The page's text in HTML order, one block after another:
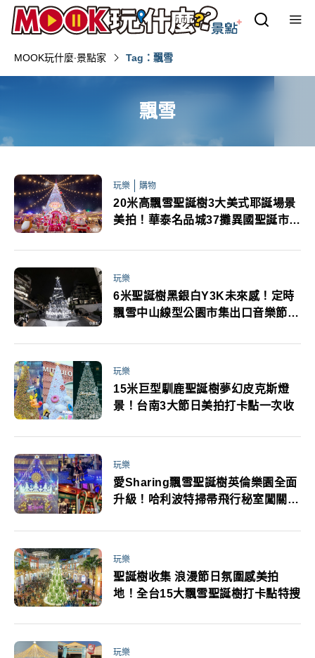
MOOK玩什麼‧景點家 Tag：飄雪
飄雪
玩樂 購物
20米高飄雪聖誕樹3大美式耶誕場景
美拍！華泰名品城37攤異國聖誕市集
玩樂
6米聖誕樹黑銀白Y3K未來感！定時
飄雪中山線型公園市集出口音樂節冬
玩樂
15米巨型馴鹿聖誕樹夢幻皮克斯燈
景！台南3大節日美拍打卡點一次收
玩樂
愛Sharing飄雪聖誕樹英倫樂園全面
升級！哈利波特掃帚飛行秘室闖關披
玩樂
聖誕樹收集 浪漫節日氛圍感美拍
地！全台15大飄雪聖誕樹打卡點特搜
玩樂